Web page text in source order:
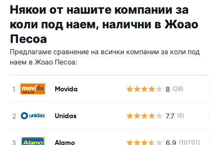
Някои от нашите компании за
коли под наем, налични в Жоао
Песоа
Предлагаме сравнение на всички компании за коли под
наем в Жоао Песоа:
Movida 8 (28)
Unidas 7.7 (6)
Alamo 6.9 (10701)